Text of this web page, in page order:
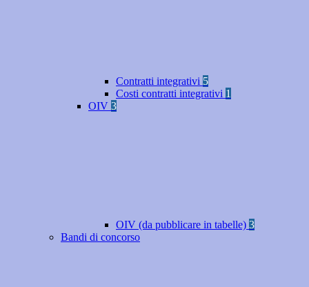
Contratti integrativi 5
Costi contratti integrativi 1
OIV 3
OIV (da pubblicare in tabelle) 3
Bandi di concorso